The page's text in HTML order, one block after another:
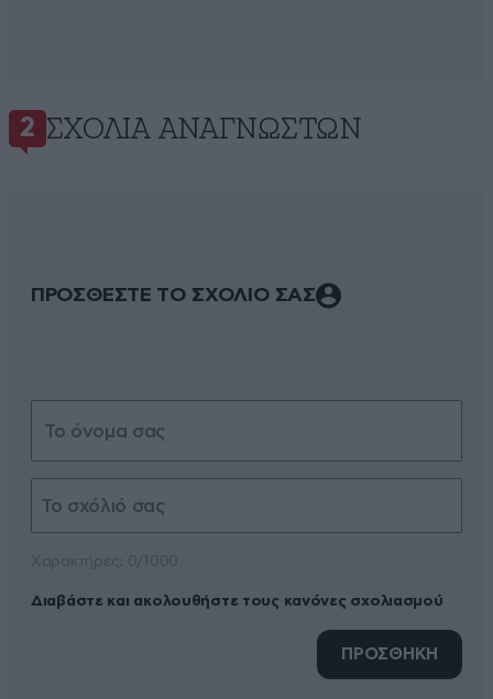
2 ΣΧΌΛΙΑ ΑΝΑΓΝΩΣΤΏΝ
ΠΡΟΣΘΕΣΤΕ ΤΟ ΣΧΟΛΙΟ ΣΑΣ
Διαβάστε και ακολουθήστε τους κανόνες σχολιασμού
ΠΡΟΣΘΗΚΗ